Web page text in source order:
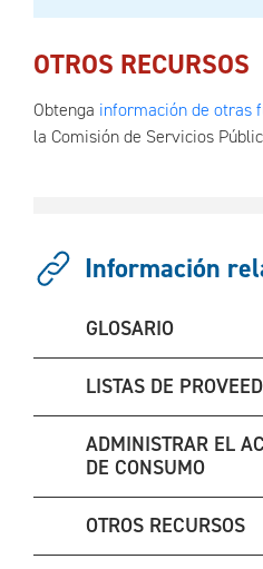
OTROS RECURSOS
Obtenga información de otras
la Comisión de Servicios
Información
GLOSARIO
LISTAS DE
ADMINISTRAR EL
DE CONSUMO
OTROS RECURSOS